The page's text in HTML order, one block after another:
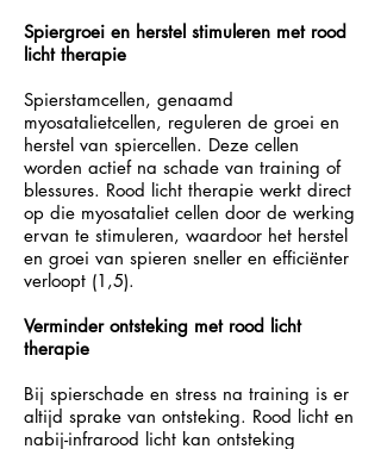
Spiergroei en herstel stimuleren met rood
licht therapie
Spierstamcellen, genaamd
myosatalietcellen, reguleren de groei en
herstel van spiercellen. Deze cellen
worden actief na schade van training of
blessures. Rood licht therapie werkt direct
op die myosataliet cellen door de werking
ervan te stimuleren, waardoor het herstel
en groei van spieren sneller en efficiënter
verloopt (1,5).
Verminder ontsteking met rood licht
therapie
Bij spierschade en stress na training is er
altijd sprake van ontsteking. Rood licht en
nabij-infrarood licht kan ontsteking